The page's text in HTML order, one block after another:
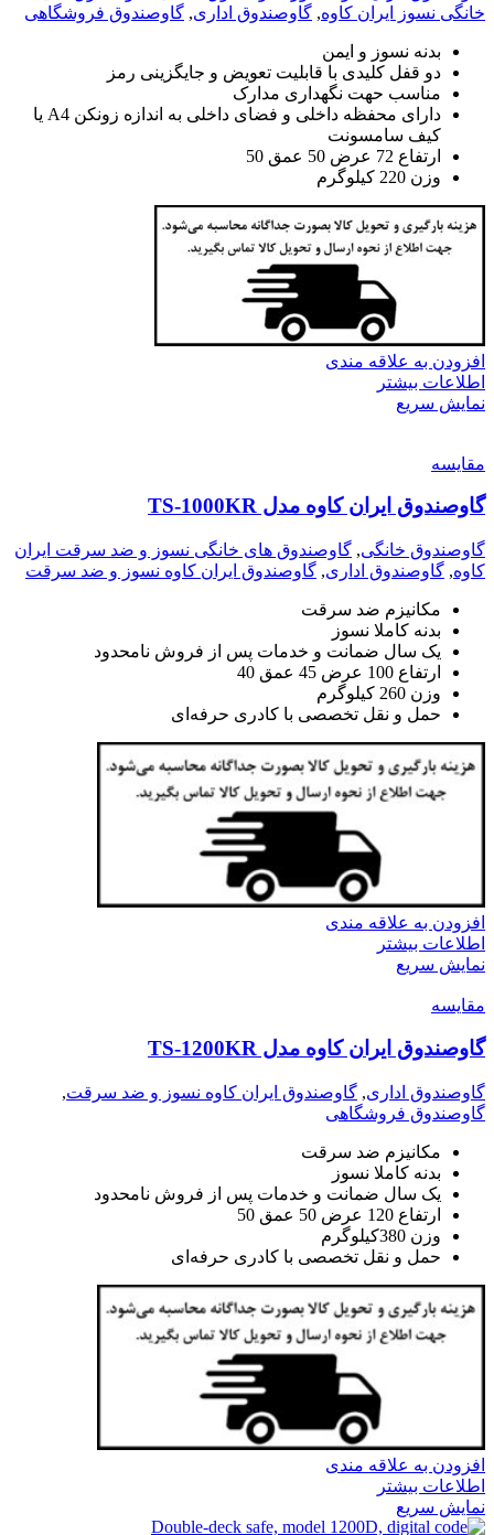
خانگی نسوز ایران کاوه, گاوصندوق اداری, گاوصندوق فروشگاهی
بدنه نسوز و ایمن
دو قفل کلیدی با قابلیت تعویض و جایگزینی رمز
مناسب حهت نگهداری مدارک
دارای محفظه داخلی و فضای داخلی به اندازه زونکن A4 یا
کیف سامسونت
ارتفاع 72 عرض 50 عمق 50
وزن 220 کیلوگرم
افزودن به علاقه مندی
اطلاعات بیشتر
نمایش سریع
مقايسه
گاوصندوق ایران کاوه مدل TS-1000KR
گاوصندوق خانگی, گاوصندوق های خانگی نسوز و ضد سرقت ایران
کاوه, گاوصندوق اداری, گاوصندوق ایران کاوه نسوز و ضد سرقت
مکانیزم ضد سرقت
بدنه کاملا نسوز
یک سال ضمانت و خدمات پس از فروش نامحدود
ارتفاع 100 عرض 45 عمق 40
وزن 260 کیلوگرم
حمل و نقل تخصصی با کادری حرفه‌ای
افزودن به علاقه مندی
اطلاعات بیشتر
نمایش سریع
مقايسه
گاوصندوق ایران کاوه مدل TS-1200KR
گاوصندوق اداری, گاوصندوق ایران کاوه نسوز و ضد سرقت,
گاوصندوق فروشگاهی
مکانیزم ضد سرقت
بدنه کاملا نسوز
یک سال ضمانت و خدمات پس از فروش نامحدود
ارتفاع 120 عرض 50 عمق 50
وزن 380کیلوگرم
حمل و نقل تخصصی با کادری حرفه‌ای
افزودن به علاقه مندی
اطلاعات بیشتر
نمایش سریع